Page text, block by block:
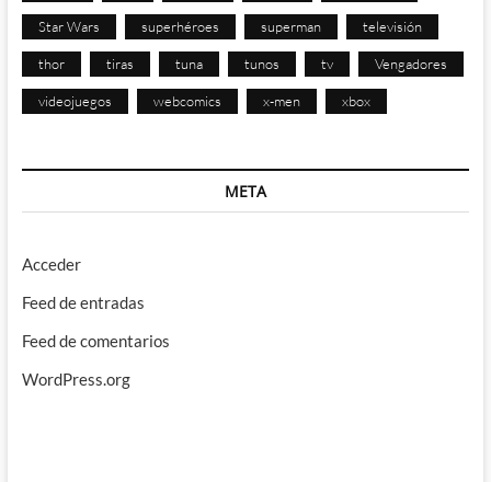
Star Wars superhéroes superman televisión
thor tiras tuna tunos tv Vengadores
videojuegos webcomics x-men xbox
META
Acceder
Feed de entradas
Feed de comentarios
WordPress.org